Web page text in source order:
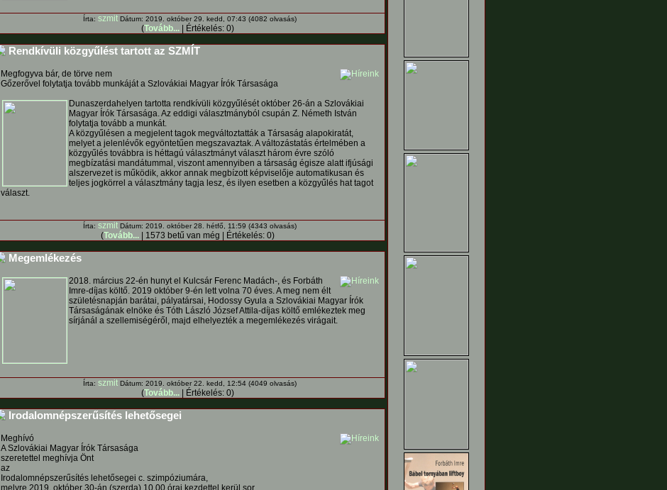
Írta: szmitDátum: 2019. október 29. kedd, 07:43 (4082 olvasás)
(Tovább... | Értékelés: 0)
Rendkívüli közgyűlést tartott az SZMÍT
Megfogyva bár, de törve nem
Gőzerővel folytatja tovább munkáját a Szlovákiai Magyar Írók Társasága
Dunaszerdahelyen tartotta rendkívüli közgyűlését október 26-án a Szlovákiai
Magyar Írók Társasága. Az eddigi választmányból csupán Z. Németh István
folytatja tovább a munkát.
A közgyűlésen a megjelent tagok megváltoztatták a Társaság alapokiratát,
melyet a jelenlévők egyöntetűen megszavaztak. A változástatás értelmében a
közgyűlés továbbra is héttagú választmányt választ három évre szóló
megbízatási mandátummal, viszont amennyiben a társaság égisze alatt ifjúsági
alszervezet is működik, akkor annak megbízott képviselője automatikusan és
teljes jogkörrel a választmány tagja lesz, és ilyen esetben a közgyűlés hat tagot
választ.
Írta: szmitDátum: 2019. október 28. hétfő, 11:59 (4343 olvasás)
(Tovább... | 1573 betű van még | Értékelés: 0)
Megemlékezés
2018. március 22-én hunyt el Kulcsár Ferenc Madách-, és Forbáth
Imre-díjas költő. 2019 október 9-én lett volna 70 éves. A meg nem élt
születésnapján barátai, pályatársai, Hodossy Gyula a Szlovákiai Magyar Írók
Társaságának elnöke és Tóth László József Attila-díjas költő emlékeztek meg
sírjánál a szellemiségéről, majd elhelyezték a megemlékezés virágait.
Írta: szmitDátum: 2019. október 22. kedd, 12:54 (4049 olvasás)
(Tovább... | Értékelés: 0)
Irodalomnépszerűsítés lehetősegei
Meghívó
A Szlovákiai Magyar Írók Társasága
szeretettel meghívja Önt
az
Irodalomnépszerűsítés lehetősegei c. szimpóziumára,
melyre 2019. október 30-án (szerda) 10.00 órai kezdettel kerül sor